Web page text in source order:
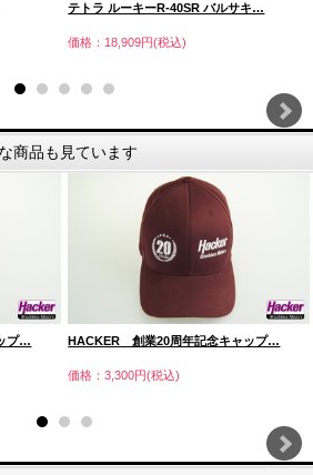
テトラ ルーキーR-40SR バルサキ…
価格：18,909円(税込)
商品も見ています
プ… HACKER 創業20周年記念キャップ…
価格：3,300円(税込)